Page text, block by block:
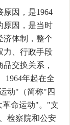
因，是1964
原因，是当时
济体制，整个
力、行政手段
交换关系，
1964年起在全
动"（简称"四
革命运动"。"文
检察院和公安